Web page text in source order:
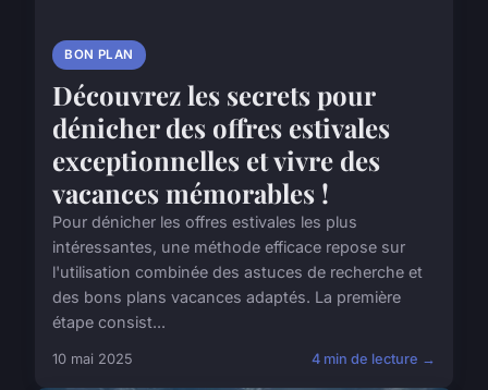
BON PLAN
Découvrez les secrets pour
dénicher des offres estivales
exceptionnelles et vivre des
vacances mémorables !
Pour dénicher les offres estivales les plus
intéressantes, une méthode efficace repose sur
l'utilisation combinée des astuces de recherche et
des bons plans vacances adaptés. La première
étape consist...
10 mai 2025 4 min de lecture →